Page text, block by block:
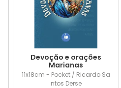
Devoção e orações
Marianas
11x18cm - Pocket / Ricardo Sa
ntos Derse